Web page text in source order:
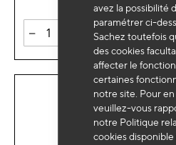
avez la possibilité
paramétrer ci-
Sachez toutefois
des cookies
affecter le
certaines
notre site. Pour en
veuillez-vous
notre Politique
cookies disponible
-